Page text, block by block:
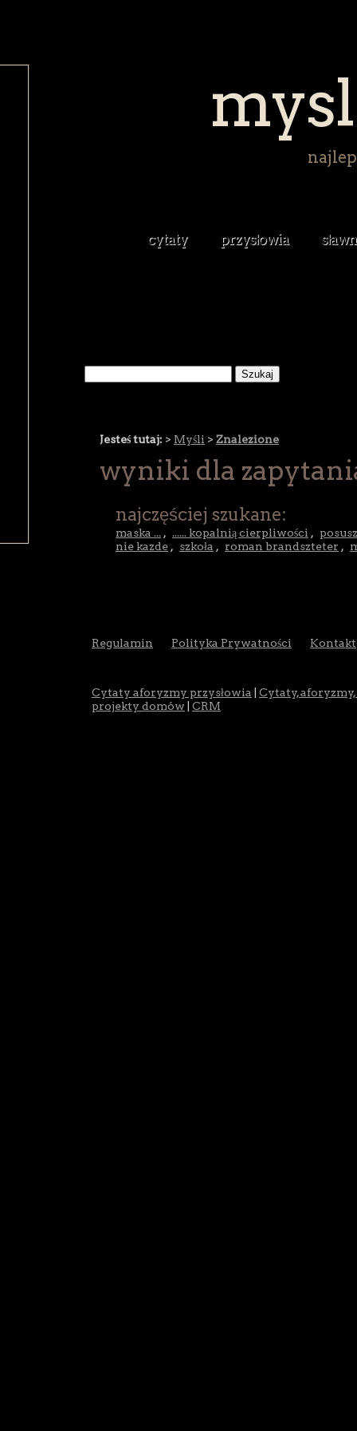
cytaty przysłowia
Jesteś tutaj: > Myśli > Znalezione
wyniki dla
najczęściej szukane:
maska ... , ...... kopalnią cierpliwości ,
nie kazde , szkoła , roman brandszteter ,
Regulamin Polityka Prywatności Kontakt
Cytaty aforyzmy przysłowia
Cytaty,
projekty domów
CRM